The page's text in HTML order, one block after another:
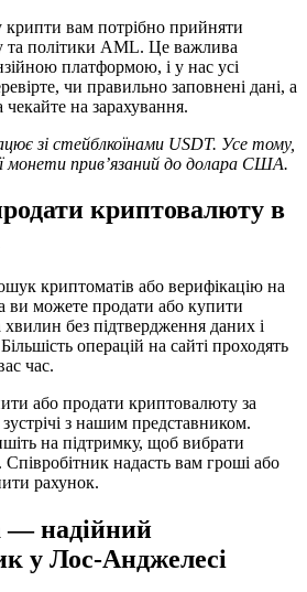
крипти вам потрібно прийняти
та політики AML. Це важлива
платформою, і у нас усі
чи правильно заповнені дані, а
чекайте на зарахування.
зі стейблкоїнами USDT. Усе тому,
монети прив’язаний до долара США.
криптовалюту в
криптоматів або верифікацію на
ви можете продати або купити
без підтвердження даних і
операцій на сайті проходять
час.
або продати криптовалюту за
зустрічі з нашим представником.
на підтримку, щоб вибрати
Співробітник надасть вам гроші або
рахунок.
— надійний
у Лос-Анджелесі